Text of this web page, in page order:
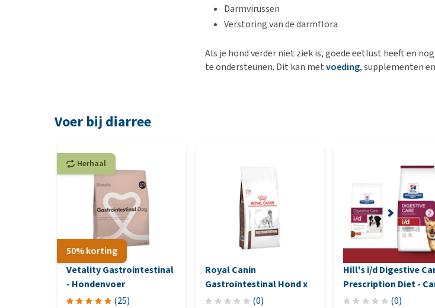
Darmvirussen
Verstoring van de darmflora
Als je hond verder niet ziek is, goede eetlust heeft en
te ondersteunen. Dit kan metvoeding, supplementen
Voer bij diarree
50% korting
Herhaal
Vetality Gastrointestinal
- Hondenvoer
(25)
Royal Canin
Gastrointestinal Hond x
(0)
Hill's i/d Digestive
Prescription Diet -
x
(0)